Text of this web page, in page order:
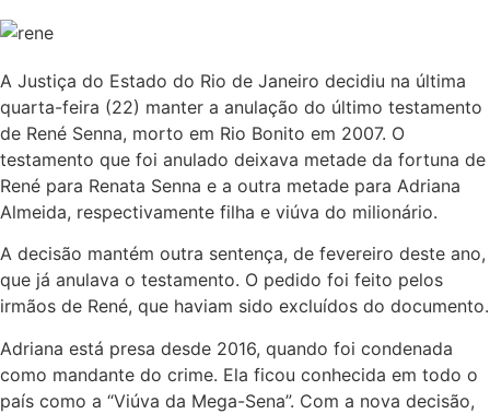
A Justiça do Estado do Rio de Janeiro decidiu na última
quarta-feira (22) manter a anulação do último testamento
de René Senna, morto em Rio Bonito em 2007. O
testamento que foi anulado deixava metade da fortuna de
René para Renata Senna e a outra metade para Adriana
Almeida, respectivamente filha e viúva do milionário.
A decisão mantém outra sentença, de fevereiro deste ano,
que já anulava o testamento. O pedido foi feito pelos
irmãos de René, que haviam sido excluídos do documento.
Adriana está presa desde 2016, quando foi condenada
como mandante do crime. Ela ficou conhecida em todo o
país como a “Viúva da Mega-Sena”. Com a nova decisão,